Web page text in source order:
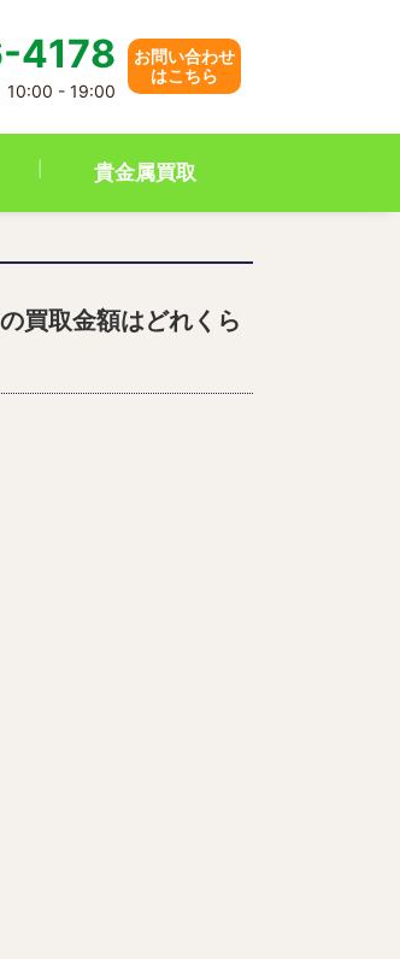
4178
10:00 - 19:00
お問い合わせ
はこちら
貴金属買取
買取金額はどれくら